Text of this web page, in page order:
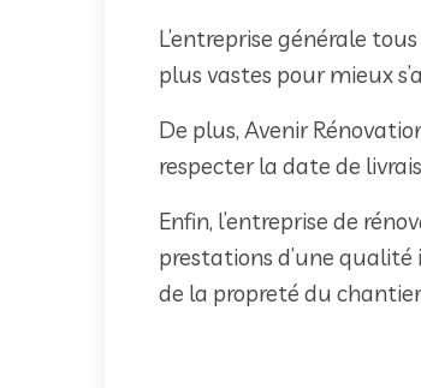
L’entreprise générale
plus vastes pour mieux
De plus, Avenir
respecter la date de
Enfin, l’entreprise de
prestations d’une
de la propreté du